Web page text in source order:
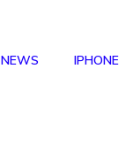
IPHONE